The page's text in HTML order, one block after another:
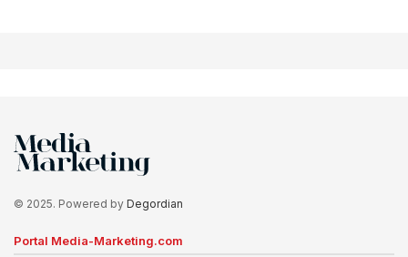
© 2025. Powered by Degordian
Portal Media-Marketing.com